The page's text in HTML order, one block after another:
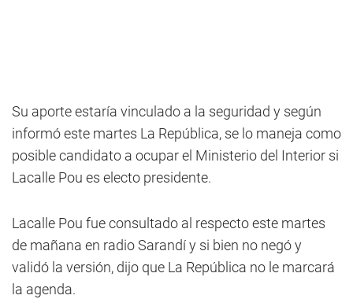
Su aporte estaría vinculado a la seguridad y según
informó este martes La República, se lo maneja como
posible candidato a ocupar el Ministerio del Interior si
Lacalle Pou es electo presidente.
Lacalle Pou fue consultado al respecto este martes
de mañana en radio Sarandí y si bien no negó y
validó la versión, dijo que La República no le marcará
la agenda.